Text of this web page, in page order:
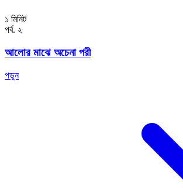
১ মিনিট
পর্ব. ২
আলোর মাঝে অচেনা পরী
পড়ুন